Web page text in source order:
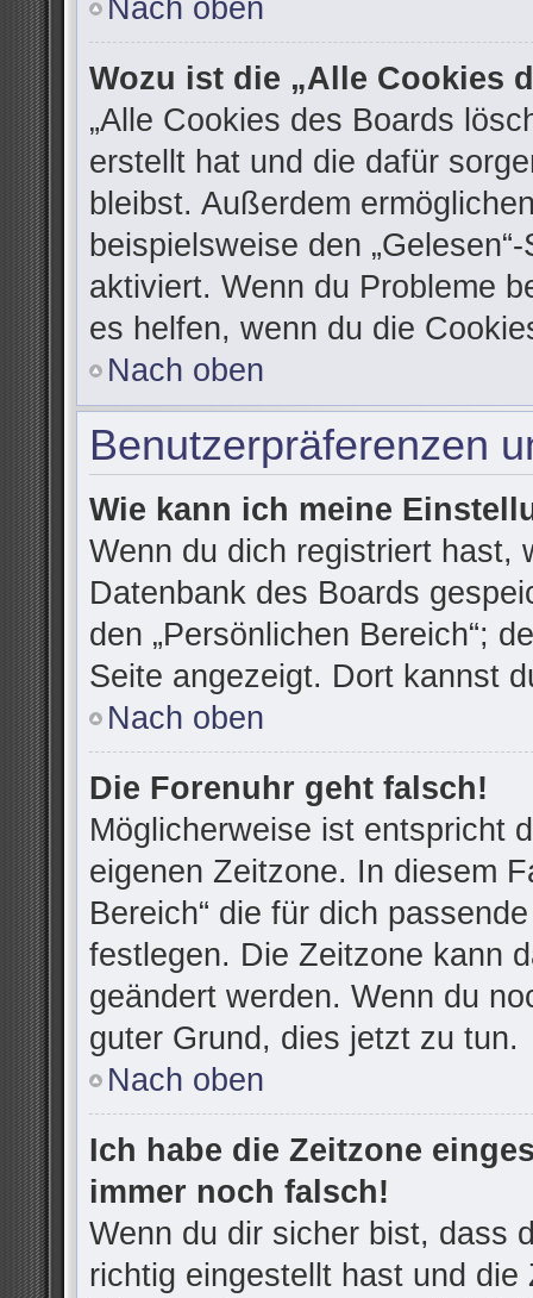
Nach oben
Wozu ist die „Alle Cookies
„Alle Cookies des Boards
erstellt hat und die dafür
bleibst. Außerdem
beispielsweise den
aktiviert. Wenn du Probleme
es helfen, wenn du die
Nach oben
Benutzerpräferenzen
Wie kann ich meine
Wenn du dich registriert hast,
Datenbank des Boards
den „Persönlichen Bereich“;
Seite angezeigt. Dort kannst
Nach oben
Die Forenuhr geht falsch!
Möglicherweise ist entspricht
eigenen Zeitzone. In diesem
Bereich“ die für dich
festlegen. Die Zeitzone kann
geändert werden. Wenn du
guter Grund, dies jetzt zu tun.
Nach oben
Ich habe die Zeitzone
immer noch falsch!
Wenn du dir sicher bist, dass
richtig eingestellt hast und